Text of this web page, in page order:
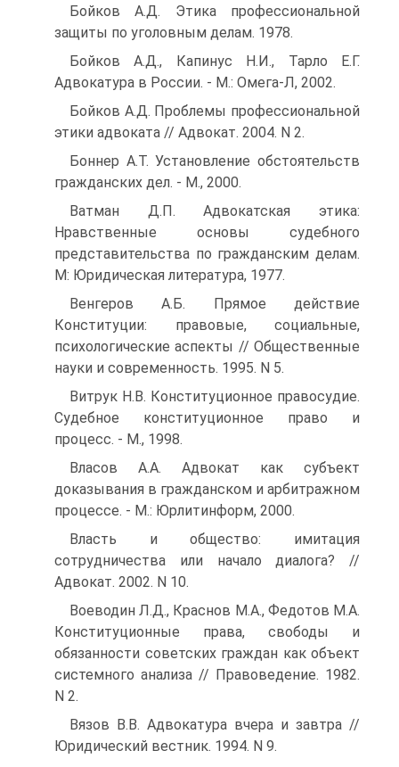
Бойков А.Д. Этика профессиональной
защиты по уголовным делам. 1978.
Бойков А.Д., Капинус Н.И., Тарло Е.Г.
Адвокатура в России. - М.: Омега-Л, 2002.
Бойков А.Д. Проблемы профессиональной
этики адвоката // Адвокат. 2004. N 2.
Боннер А.Т. Установление обстоятельств
гражданских дел. - М., 2000.
Ватман Д.П. Адвокатская этика:
Нравственные основы судебного
представительства по гражданским делам.
М: Юридическая литература, 1977.
Венгеров А.Б. Прямое действие
Конституции: правовые, социальные,
психологические аспекты // Общественные
науки и современность. 1995. N 5.
Витрук Н.В. Конституционное правосудие.
Судебное конституционное право и
процесс. - М., 1998.
Власов А.А. Адвокат как субъект
доказывания в гражданском и арбитражном
процессе. - М.: Юрлитинформ, 2000.
Власть и общество: имитация
сотрудничества или начало диалога? //
Адвокат. 2002. N 10.
Воеводин Л.Д., Краснов М.А., Федотов М.А.
Конституционные права, свободы и
обязанности советских граждан как объект
системного анализа // Правоведение. 1982.
N 2.
Вязов В.В. Адвокатура вчера и завтра //
Юридический вестник. 1994. N 9.